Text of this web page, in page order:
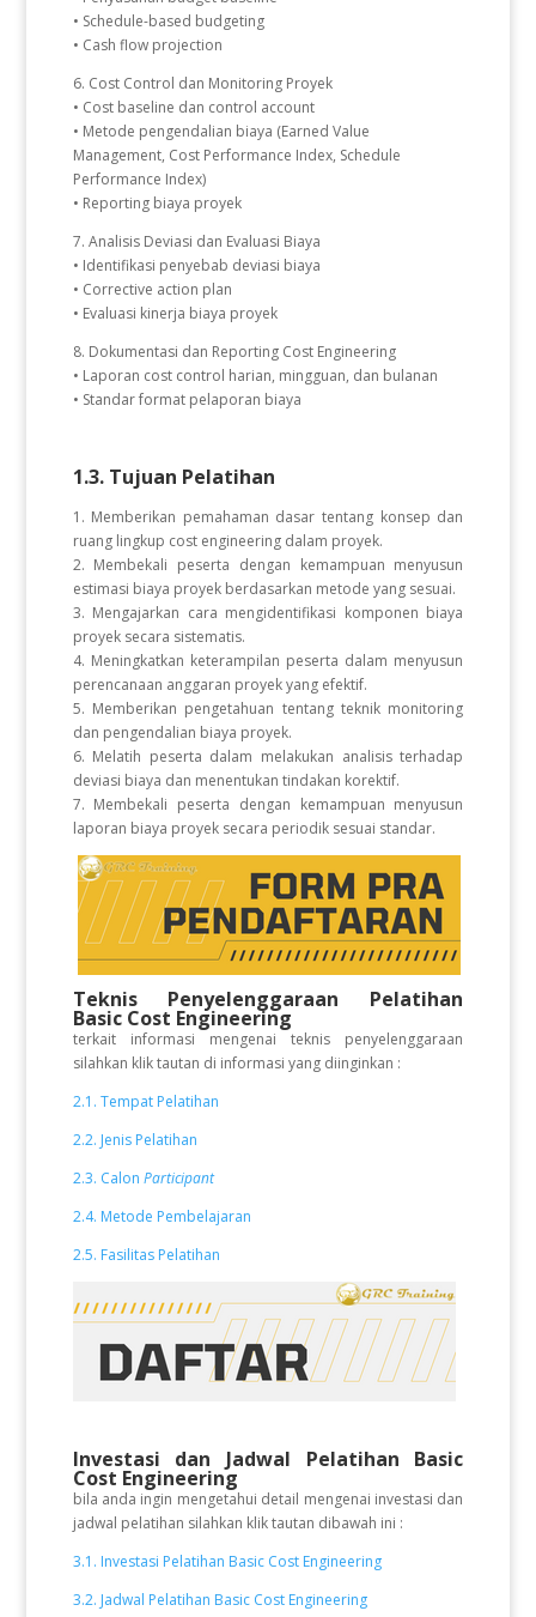
• Schedule-based budgeting
• Cash flow projection
6. Cost Control dan Monitoring Proyek
• Cost baseline dan control account
• Metode pengendalian biaya (Earned Value
Management, Cost Performance Index, Schedule
Performance Index)
• Reporting biaya proyek
7. Analisis Deviasi dan Evaluasi Biaya
• Identifikasi penyebab deviasi biaya
• Corrective action plan
• Evaluasi kinerja biaya proyek
8. Dokumentasi dan Reporting Cost Engineering
• Laporan cost control harian, mingguan, dan bulanan
• Standar format pelaporan biaya
1.3. Tujuan Pelatihan
1. Memberikan pemahaman dasar tentang konsep dan
ruang lingkup cost engineering dalam proyek.
2. Membekali peserta dengan kemampuan menyusun
estimasi biaya proyek berdasarkan metode yang sesuai.
3. Mengajarkan cara mengidentifikasi komponen biaya
proyek secara sistematis.
4. Meningkatkan keterampilan peserta dalam menyusun
perencanaan anggaran proyek yang efektif.
5. Memberikan pengetahuan tentang teknik monitoring
dan pengendalian biaya proyek.
6. Melatih peserta dalam melakukan analisis terhadap
deviasi biaya dan menentukan tindakan korektif.
7. Membekali peserta dengan kemampuan menyusun
laporan biaya proyek secara periodik sesuai standar.
Teknis Penyelenggaraan Pelatihan
Basic Cost Engineering
terkait informasi mengenai teknis penyelenggaraan
silahkan klik tautan di informasi yang diinginkan :
2.1. Tempat Pelatihan
2.2. Jenis Pelatihan
2.3. Calon Participant
2.4. Metode Pembelajaran
2.5. Fasilitas Pelatihan
Investasi dan Jadwal Pelatihan Basic
Cost Engineering
bila anda ingin mengetahui detail mengenai investasi dan
jadwal pelatihan silahkan klik tautan dibawah ini :
3.1. Investasi Pelatihan Basic Cost Engineering
3.2. Jadwal Pelatihan Basic Cost Engineering